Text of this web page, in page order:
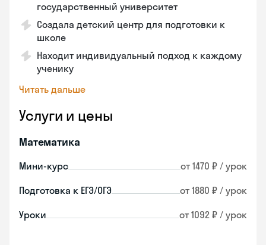
государственный университет
Создала детский центр для подготовки к
школе
Находит индивидуальный подход к каждому
ученику
Читать дальше
Услуги и цены
Математика
Мини-курс от 1470 ₽ / урок
Подготовка к ЕГЭ/ОГЭ от 1880 ₽ / урок
Уроки от 1092 ₽ / урок